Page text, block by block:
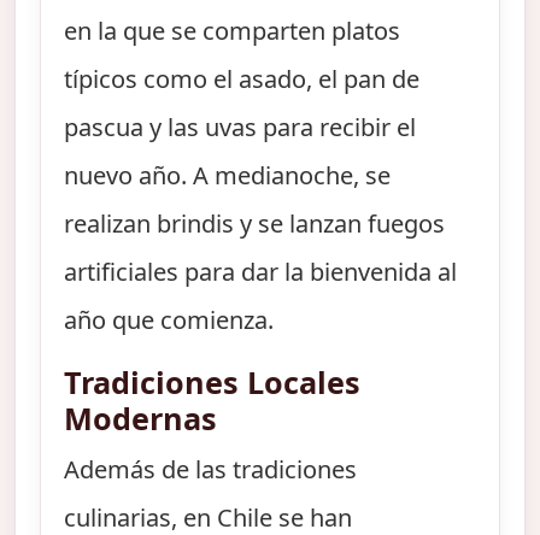
en la que se comparten platos
típicos como el asado, el pan de
pascua y las uvas para recibir el
nuevo año. A medianoche, se
realizan brindis y se lanzan fuegos
artificiales para dar la bienvenida al
año que comienza.
Tradiciones Locales
Modernas
Además de las tradiciones
culinarias, en Chile se han